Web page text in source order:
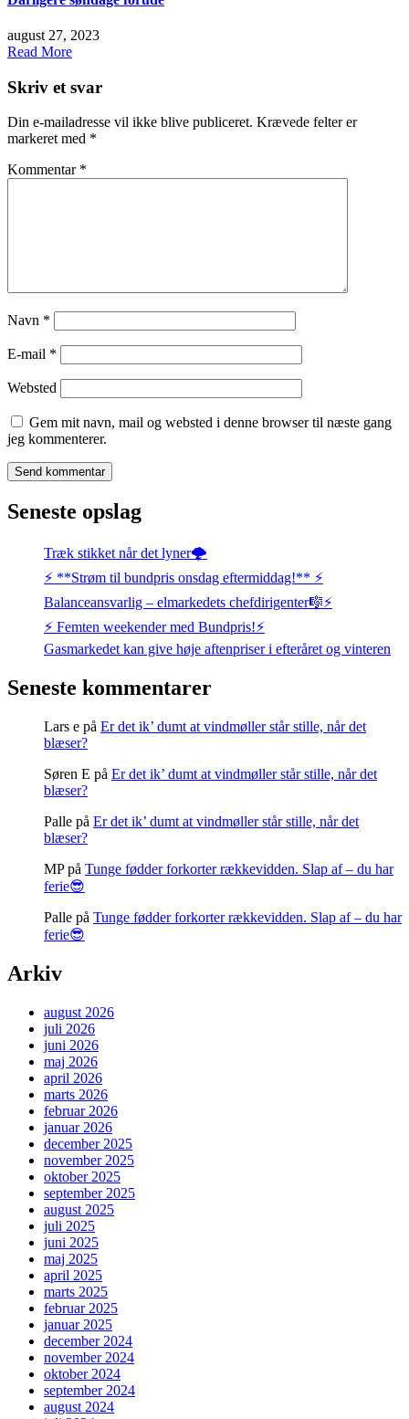
august 27, 2023
Read More
Skriv et svar
Din e-mailadresse vil ikke blive publiceret. Krævede felter er
markeret med *
Kommentar *
Navn *
E-mail *
Websted
Gem mit navn, mail og websted i denne browser til næste gang
jeg kommenterer.
Seneste opslag
Træk stikket når det lyner🌩️
⚡️ **Strøm til bundpris onsdag eftermiddag!** ⚡️
Balanceansvarlig – elmarkedets chefdirigenter🎼⚡
⚡️ Femten weekender med Bundpris!⚡️
Gasmarkedet kan give høje aftenpriser i efteråret og vinteren
Seneste kommentarer
Lars e på Er det ik’ dumt at vindmøller står stille, når det
blæser?
Søren E på Er det ik’ dumt at vindmøller står stille, når det
blæser?
Palle på Er det ik’ dumt at vindmøller står stille, når det
blæser?
MPpå Tunge fødder forkorter rækkevidden. Slap af – du har
ferie😎
Palle på Tunge fødder forkorter rækkevidden. Slap af – du har
ferie😎
Arkiv
august 2026
juli 2026
juni 2026
maj 2026
april 2026
marts 2026
februar 2026
januar 2026
december 2025
november 2025
oktober 2025
september 2025
august 2025
juli 2025
juni 2025
maj 2025
april 2025
marts 2025
februar 2025
januar 2025
december 2024
november 2024
oktober 2024
september 2024
august 2024